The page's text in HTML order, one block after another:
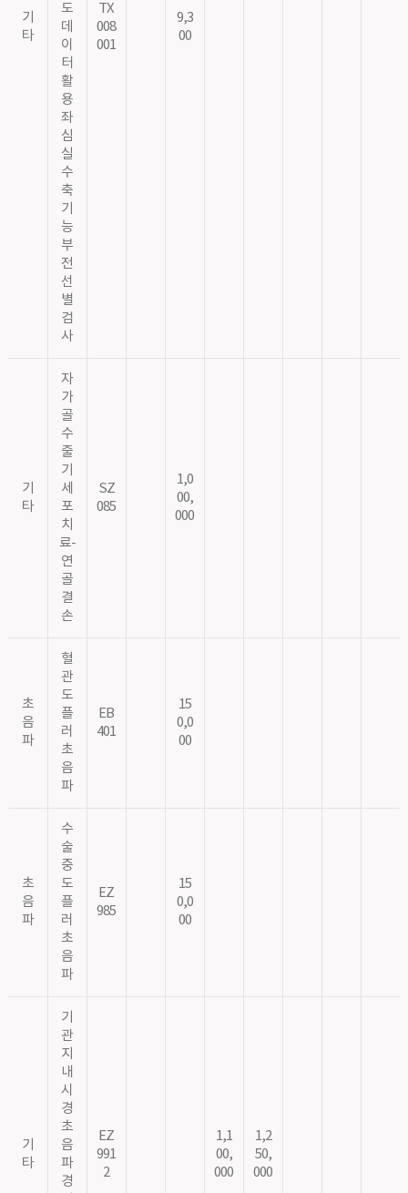
기
타
도
데
이
터
활
용
좌
심
실
수
축
기
능
부
전
선
별
검
사
TX
008
001
9,3
00
기
타
자
가
골
수
줄
기
세
포
치
료-
연
골
결
손
SZ
085
1,0
00,
000
초
음
파
혈
관
도
플
러
초
음
파
EB
401
15
0,0
00
초
음
파
수
술
중
도
플
러
초
음
파
EZ
985
15
0,0
00
기
타
기
관
지
내
시
경
초
음
파
경
EZ
991
2
1,1
00,
000
1,2
50,
000